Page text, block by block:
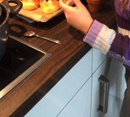
REITTHERAPIE
KINDERGEBURTSTAG
BOXEN/BERITT